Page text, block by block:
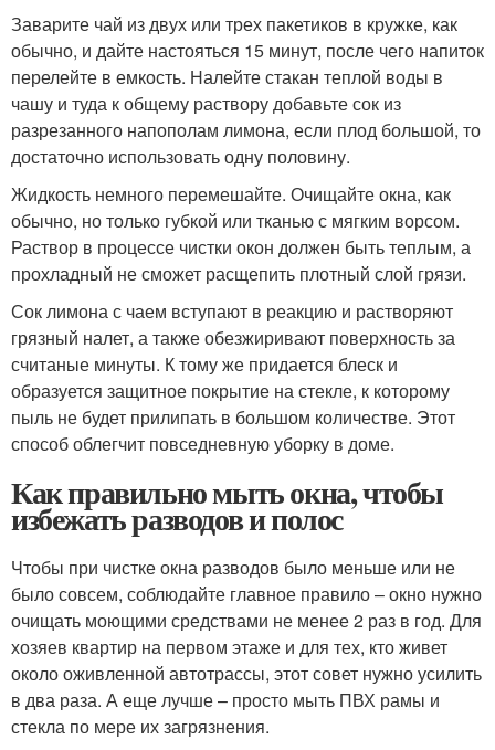
Заварите чай из двух или трех пакетиков в кружке, как
обычно, и дайте настояться 15 минут, после чего напиток
перелейте в емкость. Налейте стакан теплой воды в
чашу и туда к общему раствору добавьте сок из
разрезанного напополам лимона, если плод большой, то
достаточно использовать одну половину.
Жидкость немного перемешайте. Очищайте окна, как
обычно, но только губкой или тканью с мягким ворсом.
Раствор в процессе чистки окон должен быть теплым, а
прохладный не сможет расщепить плотный слой грязи.
Сок лимона с чаем вступают в реакцию и растворяют
грязный налет, а также обезжиривают поверхность за
считаные минуты. К тому же придается блеск и
образуется защитное покрытие на стекле, к которому
пыль не будет прилипать в большом количестве. Этот
способ облегчит повседневную уборку в доме.
Как правильно мыть окна, чтобы
избежать разводов и полос
Чтобы при чистке окна разводов было меньше или не
было совсем, соблюдайте главное правило – окно нужно
очищать моющими средствами не менее 2 раз в год. Для
хозяев квартир на первом этаже и для тех, кто живет
около оживленной автотрассы, этот совет нужно усилить
в два раза. А еще лучше – просто мыть ПВХ рамы и
стекла по мере их загрязнения.